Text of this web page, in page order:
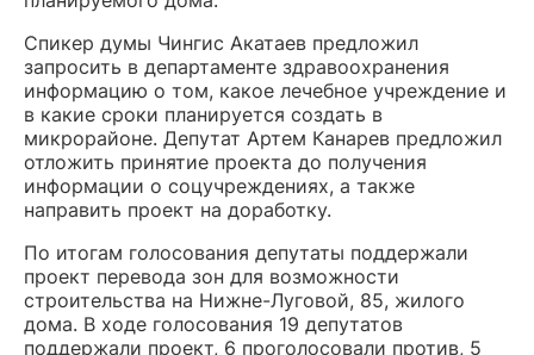
Спикер думы Чингис Акатаев предложил
запросить в департаменте здравоохранения
информацию о том, какое лечебное учреждение и
в какие сроки планируется создать в
микрорайоне. Депутат Артем Канарев предложил
отложить принятие проекта до получения
информации о соцучреждениях, а также
направить проект на доработку.
По итогам голосования депутаты поддержали
проект перевода зон для возможности
строительства на Нижне-Луговой, 85, жилого
дома. В ходе голосования 19 депутатов
поддержали проект, 6 проголосовали против, 5